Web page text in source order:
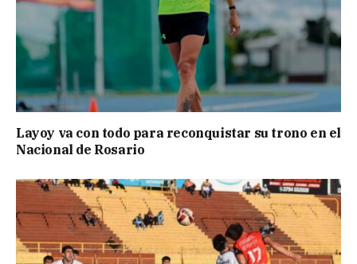
Layoy va con todo para reconquistar su trono en el
Nacional de Rosario